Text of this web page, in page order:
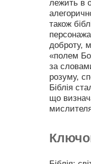
лежить в
також
доброту,
«полем
за
розуму,
Біблія
що